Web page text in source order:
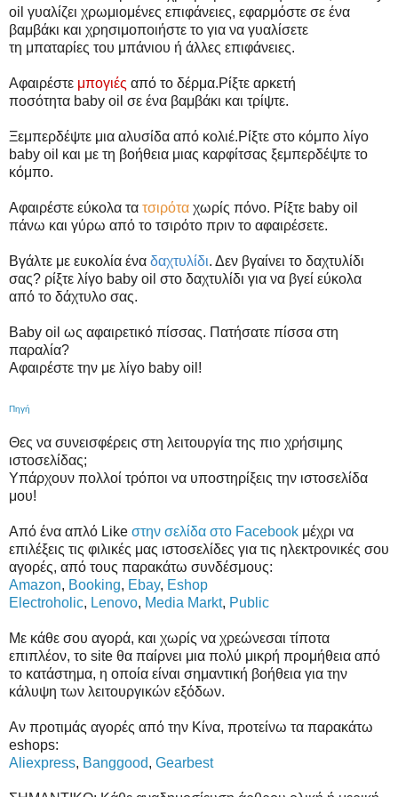
oil γυαλίζει χρωμιομένες επιφάνειες, εφαρμόστε σε ένα
βαμβάκι και χρησιμοποιήστε το για να γυαλίσετε
τη μπαταρίες του μπάνιου ή άλλες επιφάνειες.
Αφαιρέστε μπογιές από το δέρμα.Ρίξτε αρκετή
ποσότητα baby oil σε ένα βαμβάκι και τρίψτε.
Ξεμπερδέψτε μια αλυσίδα από κολιέ.Ρίξτε στο κόμπο λίγο
baby oil και με τη βοήθεια μιας καρφίτσας ξεμπερδέψτε το
κόμπο.
Αφαιρέστε εύκολα τα τσιρότα χωρίς πόνο. Ρίξτε baby oil
πάνω και γύρω από το τσιρότο πριν το αφαιρέσετε.
Βγάλτε με ευκολία ένα δαχτυλίδι. Δεν βγαίνει το δαχτυλίδι
σας? ρίξτε λίγο baby oil στο δαχτυλίδι για να βγεί εύκολα
από το δάχτυλο σας.
Βaby oil ως αφαιρετικό πίσσας. Πατήσατε πίσσα στη
παραλία?
Αφαιρέστε την με λίγο baby oil!
Πηγή
Θες να συνεισφέρεις στη λειτουργία της πιο χρήσιμης
ιστοσελίδας;
Υπάρχουν πολλοί τρόποι να υποστηρίξεις την ιστοσελίδα
μου!
Από ένα απλό Like στην σελίδα στο Facebook μέχρι να
επιλέξεις τις φιλικές μας ιστοσελίδες για τις ηλεκτρονικές σου
αγορές, από τους παρακάτω συνδέσμους:
Amazon, Booking, Ebay, Eshop
Electroholic, Lenovo, Media Markt, Public
Με κάθε σου αγορά, και χωρίς να χρεώνεσαι τίποτα
επιπλέον, το site θα παίρνει μια πολύ μικρή προμήθεια από
το κατάστημα, η οποία είναι σημαντική βοήθεια για την
κάλυψη των λειτουργικών εξόδων.
Αν προτιμάς αγορές από την Κίνα, προτείνω τα παρακάτω
eshops:
Aliexpress, Banggood, Gearbest